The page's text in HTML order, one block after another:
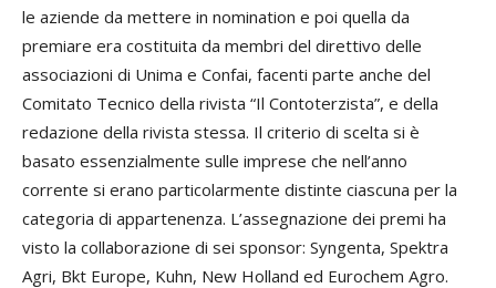
le aziende da mettere in nomination e poi quella da
premiare era costituita da membri del direttivo delle
associazioni di Unima e Confai, facenti parte anche del
Comitato Tecnico della rivista “Il Contoterzista”, e della
redazione della rivista stessa. Il criterio di scelta si è
basato essenzialmente sulle imprese che nell’anno
corrente si erano particolarmente distinte ciascuna per la
categoria di appartenenza. L’assegnazione dei premi ha
visto la collaborazione di sei sponsor: Syngenta, Spektra
Agri, Bkt Europe, Kuhn, New Holland ed Eurochem Agro.